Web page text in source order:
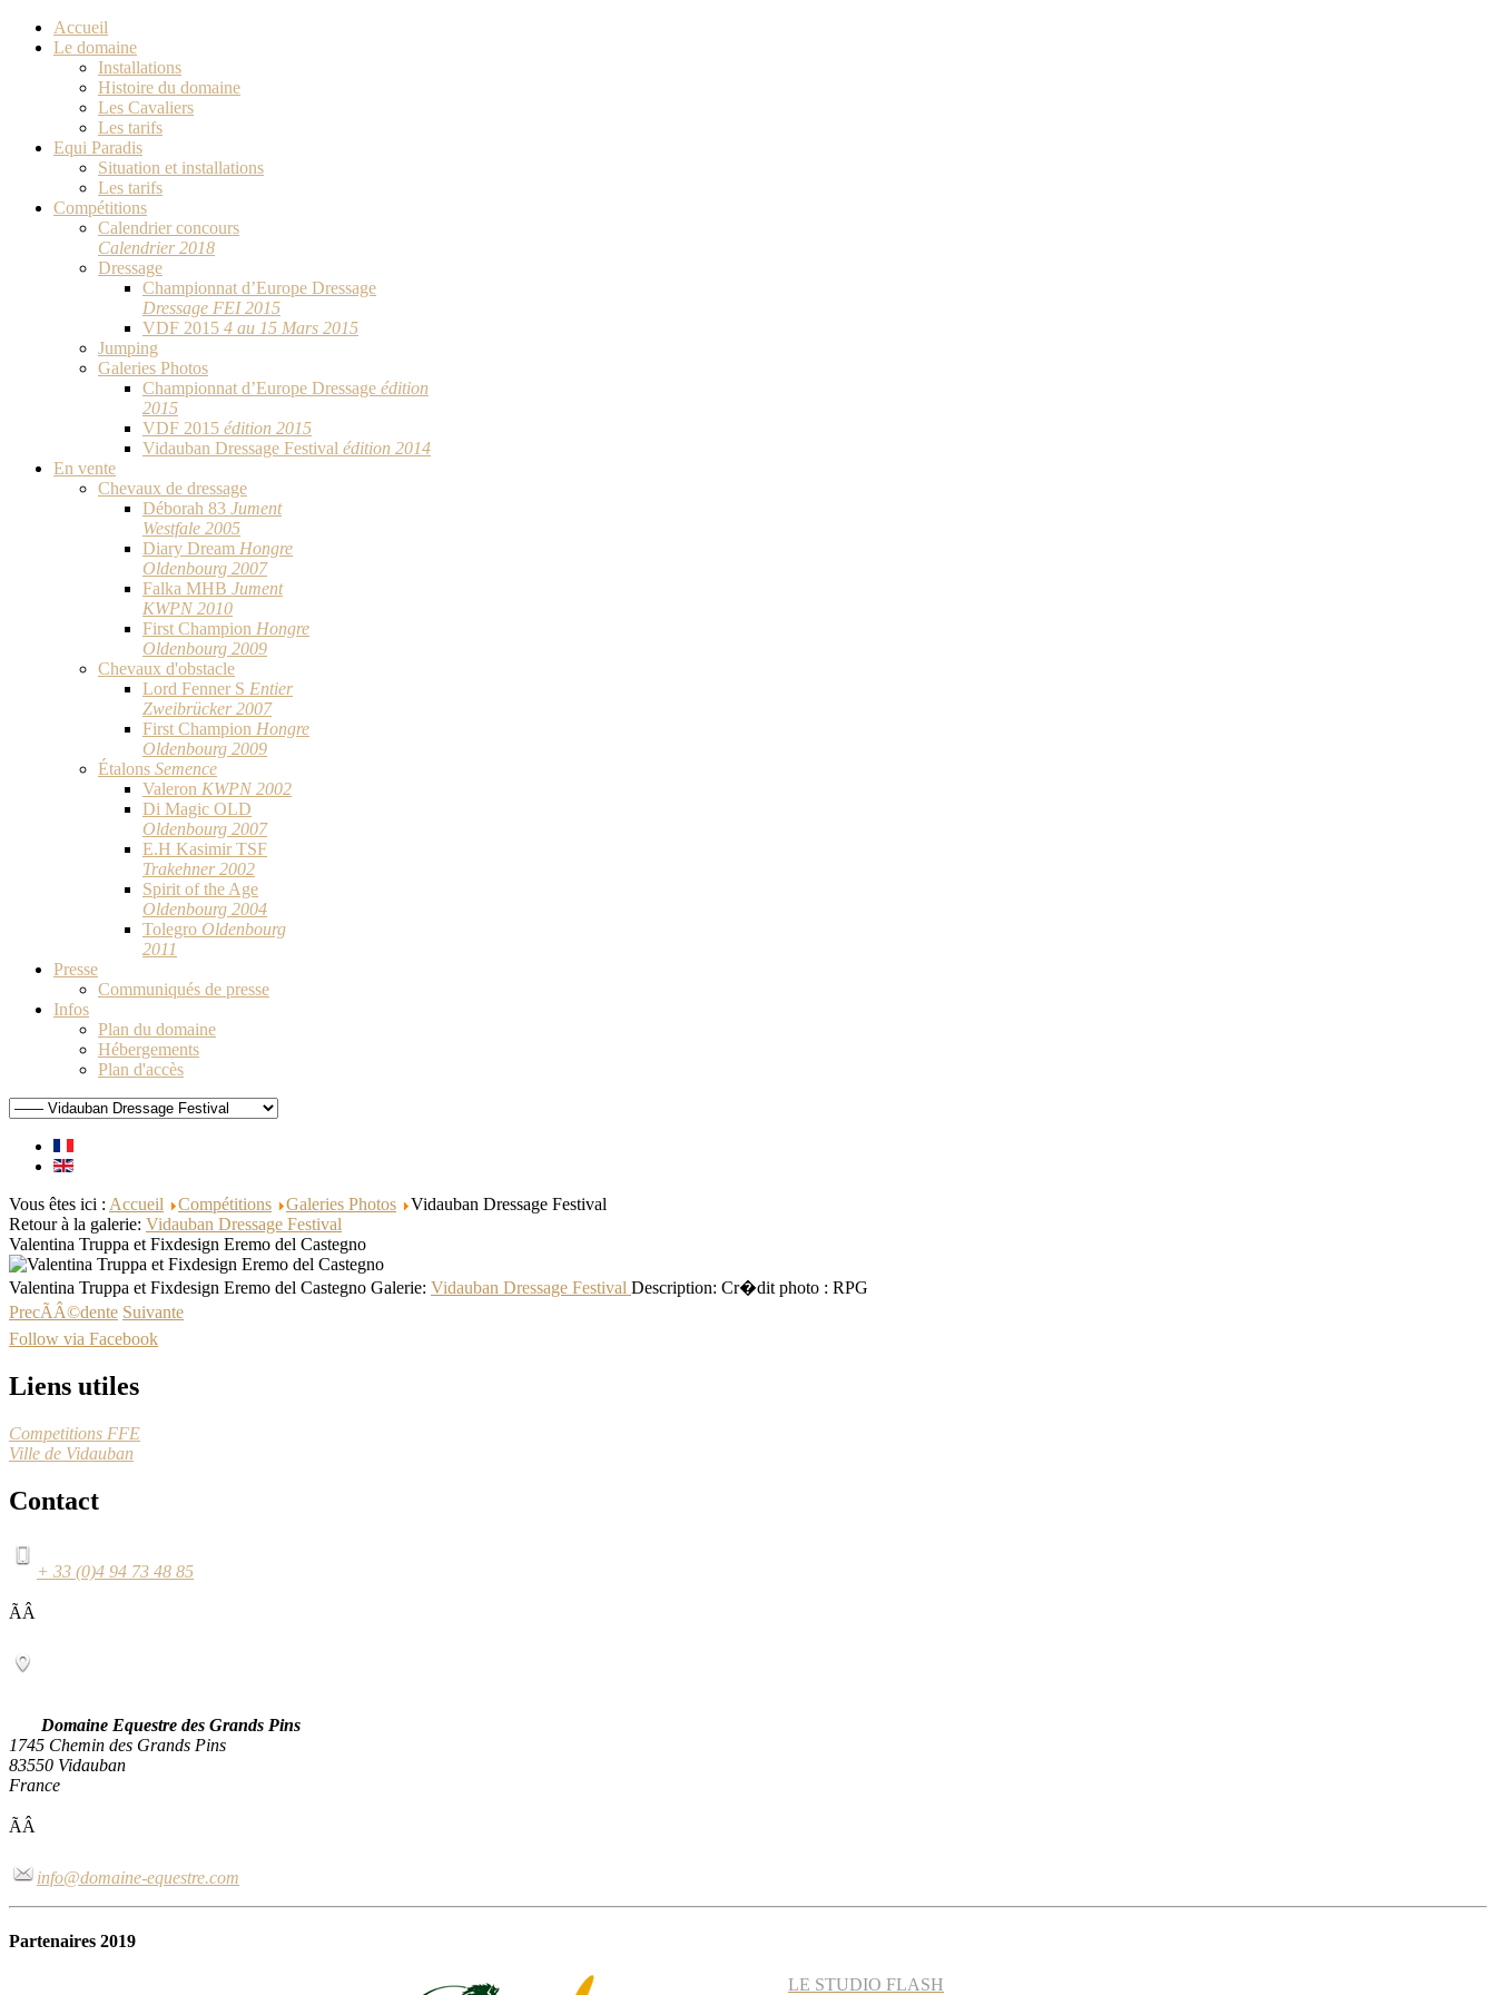
Accueil
Le domaine
Installations
Histoire du domaine
Les Cavaliers
Les tarifs
Equi Paradis
Situation et installations
Les tarifs
Compétitions
Calendrier concours
Calendrier 2018
Dressage
Championnat d’Europe Dressage
Dressage FEI 2015
VDF 2015 4 au 15 Mars 2015
Jumping
Galeries Photos
Championnat d’Europe Dressage édition
2015
VDF 2015 édition 2015
Vidauban Dressage Festival édition 2014
En vente
Chevaux de dressage
Déborah 83 Jument
Westfale 2005
Diary Dream Hongre
Oldenbourg 2007
Falka MHB Jument
KWPN 2010
First Champion Hongre
Oldenbourg 2009
Chevaux d'obstacle
Lord Fenner S Entier
Zweibrücker 2007
First Champion Hongre
Oldenbourg 2009
Étalons Semence
Valeron KWPN 2002
Di Magic OLD
Oldenbourg 2007
E.H Kasimir TSF
Trakehner 2002
Spirit of the Age
Oldenbourg 2004
Tolegro Oldenbourg
2011
Presse
Communiqués de presse
Infos
Plan du domaine
Hébergements
Plan d'accès
Vous êtes ici : Accueil Compétitions Galeries Photos
Vidauban Dressage Festival
Retour à la galerie: Vidauban Dressage Festival
Valentina Truppa et Fixdesign Eremo del Castegno
Valentina Truppa et Fixdesign Eremo del Castegno Galerie: Vidauban Dressage Festival Description: Cr�dit photo : RPG
PrecÃÂ©dente Suivante
Follow via Facebook
Liens utiles
Competitions FFE
Ville de Vidauban
Contact
+ 33 (0)4 94 73 48 85
ÃÂ
Domaine Equestre des Grands Pins
1745 Chemin des Grands Pins
83550 Vidauban
France
ÃÂ
info@domaine-equestre.com
Partenaires 2019
LE STUDIO FLASH